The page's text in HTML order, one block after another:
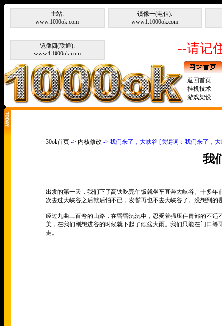
主站:
www.1000ok.com
镜像一(电信):
www1.1000ok.com
镜像四(联通):
www4.1000ok.com
--请记
返回首页
挂机技术
游戏架设
30ok首页 -> 内核修改 -> 我们来了，大峡谷 [关键词：我们来了，
我
出发的第一天，我们下了高铁吃完午饭就坐车直奔大峡谷。十多
次去过大峡谷之后就后怕不已，发誓再也不去大峡谷了。没想到
经过九曲三百弯的山路，在昏昏沉沉中，忍受着强压住胃部的不
美，在我们刚想进谷的时候就下起了倾盆大雨。我们只能在门口等
走。